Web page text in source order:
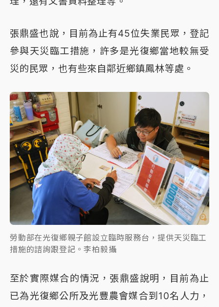
張鼎盛也說，目前為止有45位失業民眾，登記
參與天災臨工措施，許多是光復鄉當地較無受
災的民眾，也有些來自鄰近鄉鎮鳳林等處。
勞動部在光復鄉親子館設立臨時服務台，提供天災臨工
措施的諮詢跟登記。李柏毅攝
至於實際媒合的情況，張鼎盛說明，目前為止
已為光復鄉公所及光豐農會媒合到10名人力，